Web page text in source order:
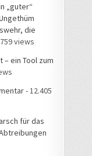
„guter“
die
views
– ein Tool zum
- 12.405
für das